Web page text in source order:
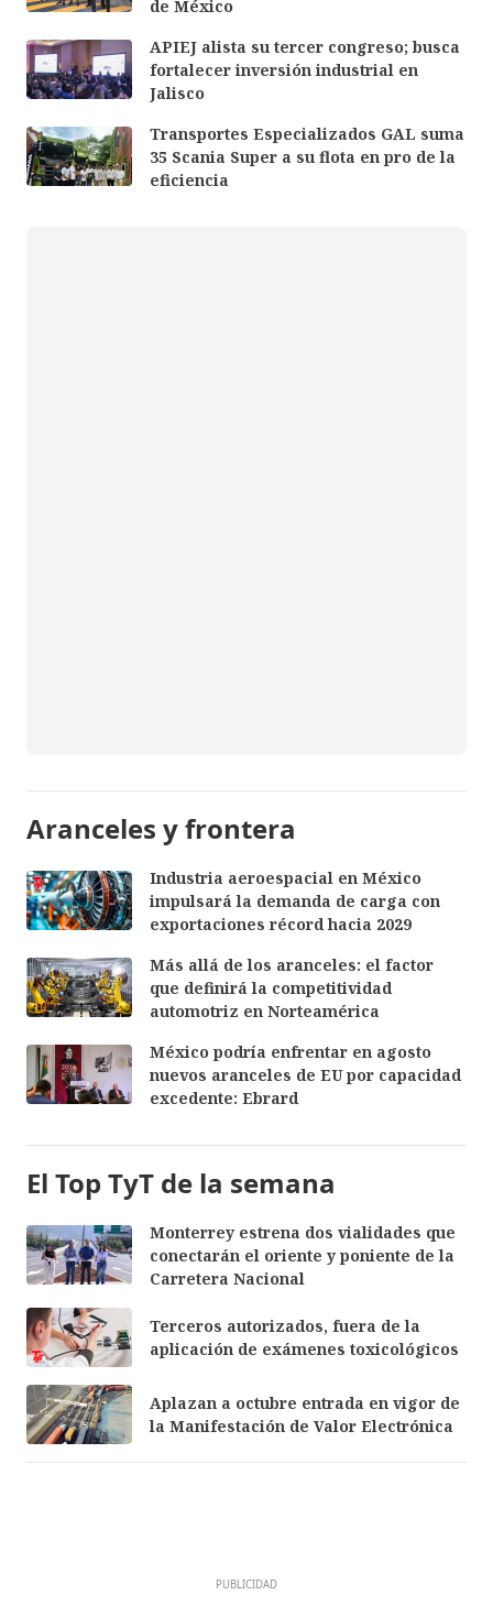
de México
APIEJ alista su tercer congreso; busca
fortalecer inversión industrial en
Jalisco
Transportes Especializados GAL suma
35 Scania Super a su flota en pro de la
eficiencia
Aranceles y frontera
Industria aeroespacial en México
impulsará la demanda de carga con
exportaciones récord hacia 2029
Más allá de los aranceles: el factor
que definirá la competitividad
automotriz en Norteamérica
México podría enfrentar en agosto
nuevos aranceles de EU por capacidad
excedente: Ebrard
El Top TyT de la semana
Monterrey estrena dos vialidades que
conectarán el oriente y poniente de la
Carretera Nacional
Terceros autorizados, fuera de la
aplicación de exámenes toxicológicos
Aplazan a octubre entrada en vigor de
la Manifestación de Valor Electrónica
PUBLICIDAD